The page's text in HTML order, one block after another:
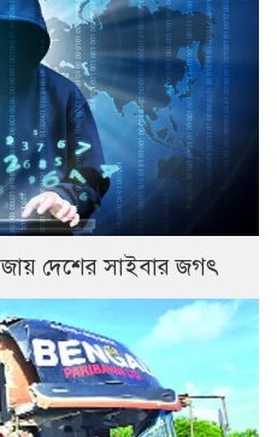
দেশের সাইবার জগৎ